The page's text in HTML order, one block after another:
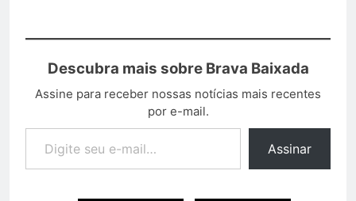
Descubra mais sobre Brava Baixada
Assine para receber nossas notícias mais recentes
por e-mail.
Assinar